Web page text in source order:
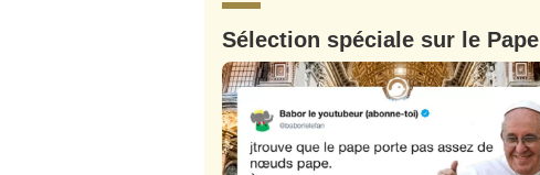
Sélection spéciale sur le Pape